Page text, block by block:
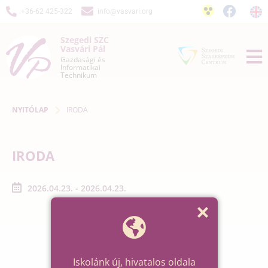
+36-62 425-322 info@vasvari.org
Szegedi SZC
Vasvári Pál
Gazdasági és
Informatikai
Technikum
NYITÓLAP IRODA
IRODA
2026.04.23. - 2026.04.23.
Iskolánk új, hivatalos oldala